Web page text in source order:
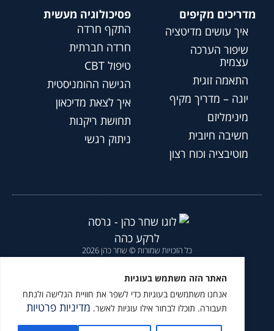
האתר הזה משתמש בעוגיות
אנחנו משתמשים בעוגיות כדי לשפר את חוויית הגלישה ולנתח
תעבורה. תוכלו לבחור אילו עוגיות לאשר. מדיניות פרטיות
מדריכים מקיפים
איך עושים מדיטציה
שיפור הערכה
עצמית
התאמה זוגית
יוגה – מדריך מקיף
מינימליזם
חשיבה חיובית
מוטיבציה וכוח רצון
פסיכולוגיה מעשית
התקף חרדה
חרדה חברתית
טיפול CBT
הגישה ההומניסטית
איך לצאת מדיכאון
תחושת ריקנות
ניתוק רגשי
כל הזכויות שמורות © שחר כהן 2026
הצהרת נגישות|מדיניות פרטיות
מומלץ לעקוב גם ב